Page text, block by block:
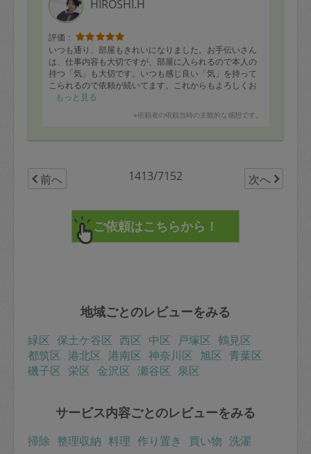
HIROSHI.H
評価：
いつも通り、部屋もきれいになりました。お手伝いさん
は、仕事内容も大切ですが、部屋に入られるので本人の
持つ「気」も大切です。いつも感じ良い「気」を持って
こられるので依頼が続いてます。これからもよろしくお
願いします
もっと見る
※依頼者の依頼当時の主観的な感想です。
前へ 1413/7152 次へ
地域ごとのレビューをみる
緑区 保土ケ谷区 西区 中区 戸塚区 鶴見区
都筑区 港北区 港南区 神奈川区 旭区 青葉区
磯子区 栄区 金沢区 瀬谷区 泉区
サービス内容ごとのレビューをみる
掃除 整理収納 料理 作り置き 買い物 洗濯